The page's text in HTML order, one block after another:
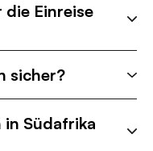
die Einreise
sicher?
in Südafrika